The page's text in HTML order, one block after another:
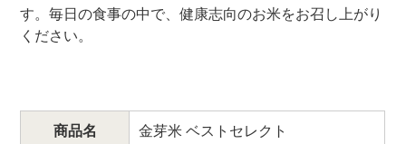
す。毎日の食事の中で、健康志向のお米をお召し上がり
ください。
商品名 金芽米 ベストセレクト